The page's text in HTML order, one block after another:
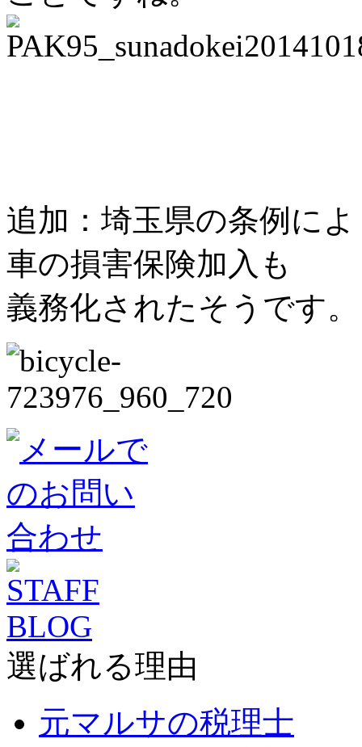
追加：埼玉県の条例に
車の損害保険加入も
義務化されたそうです。
選ばれる理由
元マルサの税理士